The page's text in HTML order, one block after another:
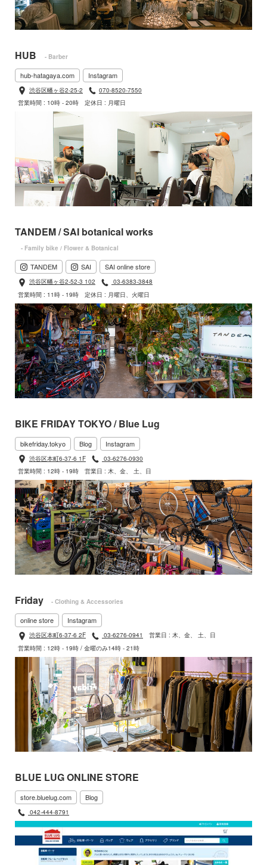
HUB - Barber
hub-hatagaya.com Instagram
渋谷区幡ヶ谷2-25-2
070-8520-7550
営業時間 : 10時 - 20時
定休日 : 月曜日
TANDEM / SAI botanical works
- Family bike / Flower & Botanical
TANDEM SAI SAI online store
渋谷区幡ヶ谷2-52-3 102
03-6383-3848
営業時間 : 11時 - 19時
定休日 : 月曜日、火曜日
BIKE FRIDAY TOKYO / Blue Lug
bikefriday.tokyo Blog Instagram
渋谷区本町6-37-6 1F
03-6276-0930
営業時間 : 12時 - 19時
営業日 : 木、金、 土、日
Friday - Clothing & Accessories
online store Instagram
渋谷区本町6-37-6 2F 03-6276-0941
営業日 : 木、金、 土、日
営業時間 : 12時 - 19時 / 金曜のみ14時 - 21時
BLUE LUG ONLINE STORE
store.bluelug.com Blog
042-444-8791